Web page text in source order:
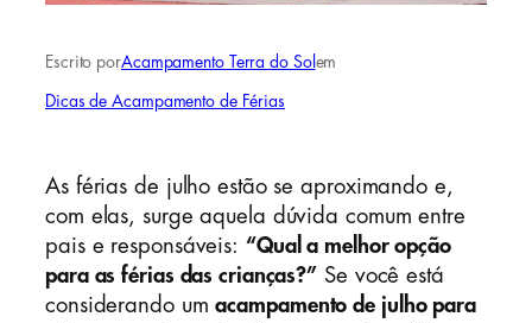
Escrito porAcampamento Terra do Sol em
Dicas de Acampamento de Férias
As férias de julho estão se aproximando e,
com elas, surge aquela dúvida comum entre
pais e responsáveis: “Qual a melhor opção
para as férias das crianças?” Se você está
considerando umacampamento de julho para